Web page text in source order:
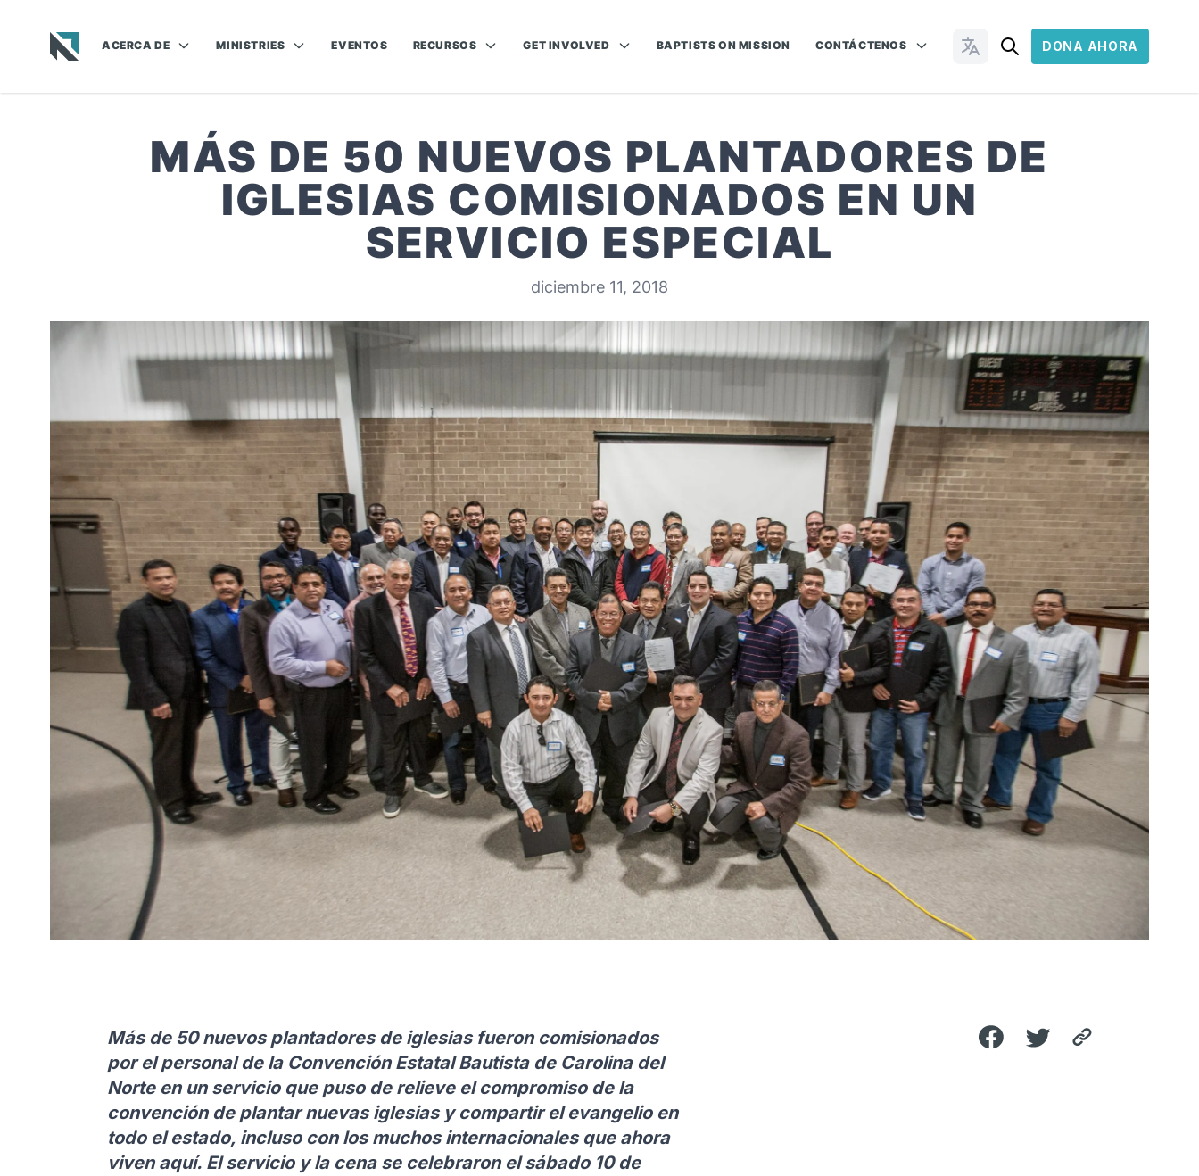
ACERCA DE MINISTRIES EVENTOS RECURSOS GET INVOLVED BAPTISTS ON MISSION CONTÁCTENOS Cambiar idiomaDONA AHORA
MÁS DE 50 NUEVOS PLANTADORES DE
IGLESIAS COMISIONADOS EN UN
SERVICIO ESPECIAL
diciembre 11, 2018
Más de 50 nuevos plantadores de iglesias fueron comisionados
por el personal de la Convención Estatal Bautista de Carolina del
Norte en un servicio que puso de relieve el compromiso de la
convención de plantar nuevas iglesias y compartir el evangelio en
todo el estado, incluso con los muchos internacionales que ahora
viven aquí. El servicio y la cena se celebraron el sábado 10 de